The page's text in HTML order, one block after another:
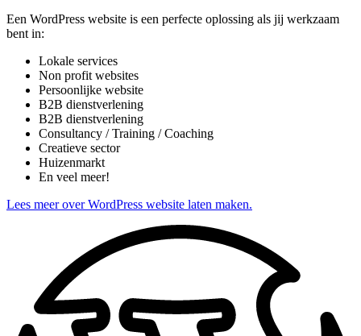
Een WordPress website is een perfecte oplossing als jij werkzaam
bent in:
Lokale services
Non profit websites
Persoonlijke website
B2B dienstverlening
B2B dienstverlening
Consultancy / Training / Coaching
Creatieve sector
Huizenmarkt
En veel meer!
Lees meer over WordPress website laten maken.